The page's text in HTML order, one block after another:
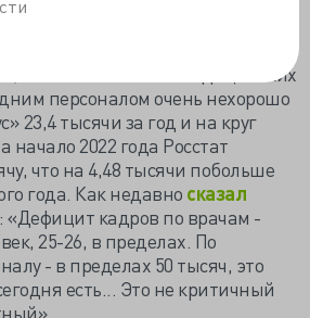
не всегда по уму и по
так о численности медицинских
персоналом очень нехорошо
23,4 тысячи за год и на круг
начало 2022 года Росстат
что на 4,48 тысячи побольше
года. Как недавно сказал
кадров по врачам -
25-26, в пределах. По
- в пределах 50 тысяч, это
есть... Это не критичный